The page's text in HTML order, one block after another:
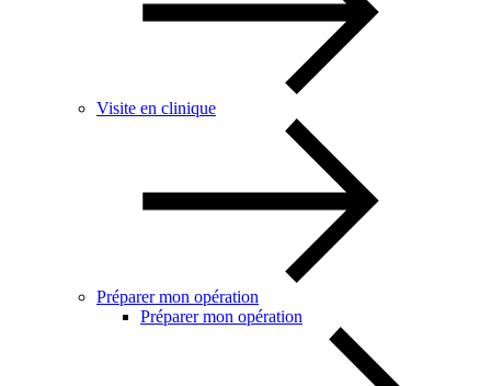
Visite en clinique
Préparer mon opération
Préparer mon opération